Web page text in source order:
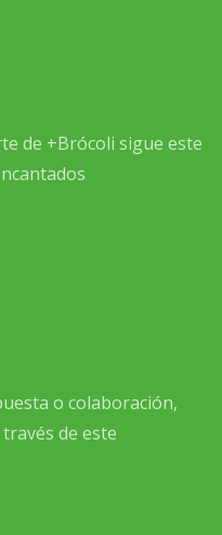
de +Brócoli sigue este
o colaboración,
de este